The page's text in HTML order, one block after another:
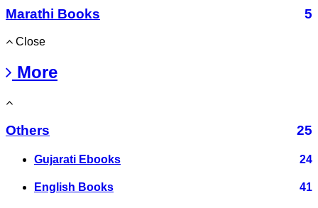
Marathi Books
5
Close
More
Others 25
Gujarati Ebooks 24
English Books 41